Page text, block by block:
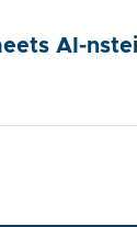
AI-